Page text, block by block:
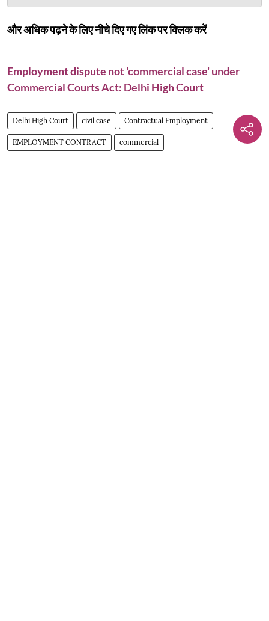
और अधिक पढ़ने के लिए नीचे दिए गए लिंक पर क्लिक करें
Employment dispute not 'commercial case' under
Commercial Courts Act: Delhi High Court
Delhi High Court civil case Contractual Employment
EMPLOYMENT CONTRACT commercial